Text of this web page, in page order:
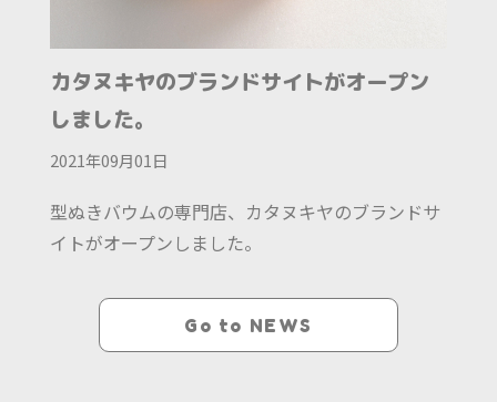
カタヌキヤのブランドサイトがオープン
しました。
2021年09月01日
型ぬきバウムの専門店、カタヌキヤのブランドサ
イトがオープンしました。
Go to NEWS